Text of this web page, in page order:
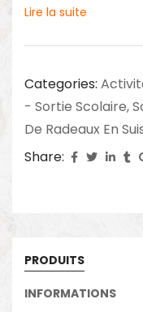
Lire la suite
Categories:
- Sortie Scolaire,
De Radeaux En
Share:
PRODUITS
INFORMATIONS